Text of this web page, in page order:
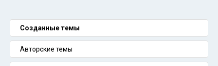
Созданные темы
Авторские темы